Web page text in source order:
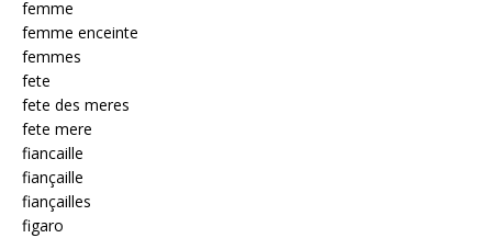
femme
femme enceinte
femmes
fete
fete des meres
fete mere
fiancaille
fiançaille
fiançailles
figaro